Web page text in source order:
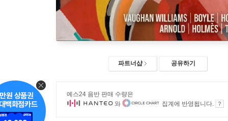
파트너샵 공유하기
예스24 음반 판매 수량은
와
집계에 반영됩니다.